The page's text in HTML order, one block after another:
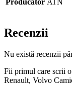
Recenzii
Nu există recenzii
Fii primul care scrii
Renault, Volvo